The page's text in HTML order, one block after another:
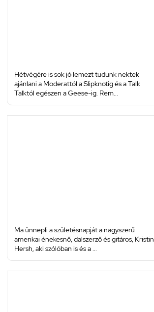
Hétvégére is sok jó lemezt tudunk nektek
ajánlani a Moderattól a Slipknotig és a Talk
Talktól egészen a Geese-ig. Rem...
Ma ünnepli a születésnapját a nagyszerű
amerikai énekesnő, dalszerző és gitáros, Kristin
Hersh, aki szólóban is és a ...